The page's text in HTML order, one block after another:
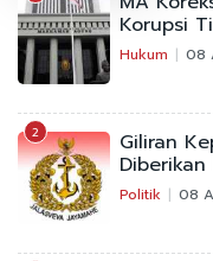
Korupsi
Hukum 08
2 Giliran
Politik 08